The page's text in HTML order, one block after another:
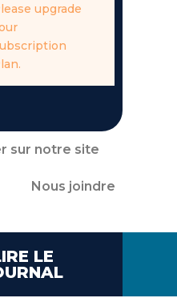
upgrade
sur notre site
Nous joindre
LE